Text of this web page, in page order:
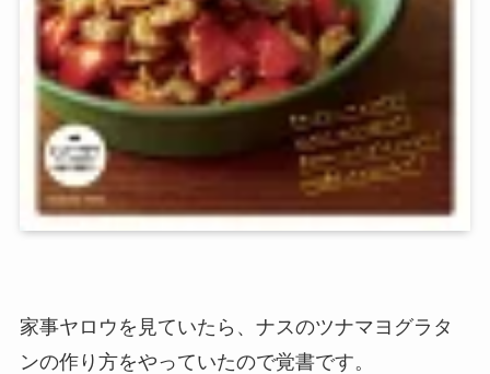
家事ヤロウを見ていたら、ナスのツナマヨグラタ
ンの作り方をやっていたので覚書です。